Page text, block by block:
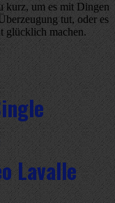
kurz, um es mit Dingen
tut, oder es
glücklich machen.
Lavalle